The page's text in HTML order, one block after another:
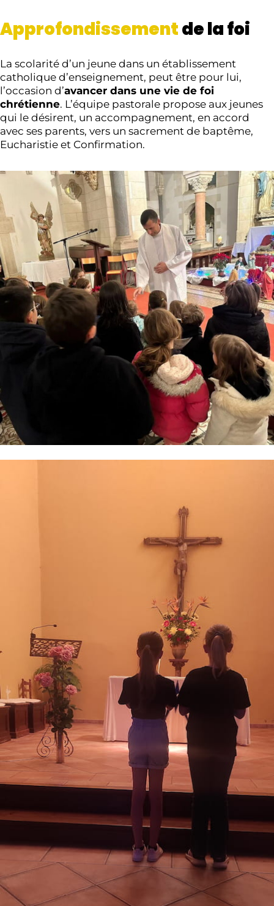
Approfondissementde la foi
La scolarité d’un jeune dans un établissement
catholique d’enseignement, peut être pour lui,
l’occasion d’avancer dans une vie de foi
chrétienne. L’équipe pastorale propose aux jeunes
qui le désirent, un accompagnement, en accord
avec ses parents, vers un sacrement de baptême,
Eucharistie et Confirmation.